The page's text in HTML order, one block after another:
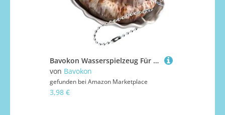
Bavokon Wasserspielzeug Für Kinder,Muschelförmiger Wasserspritzer Für Draußen - Spritzpistole Spaß Gadget Für Picknick Garten Badewanne
von Bavokon
gefunden bei Amazon Marketplace
3,98 €